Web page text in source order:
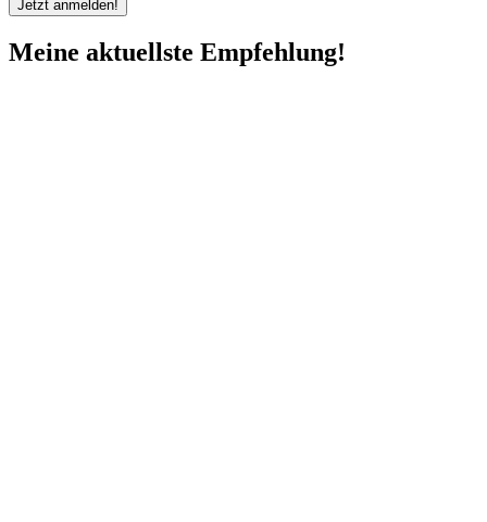
Meine aktuellste Empfehlung!